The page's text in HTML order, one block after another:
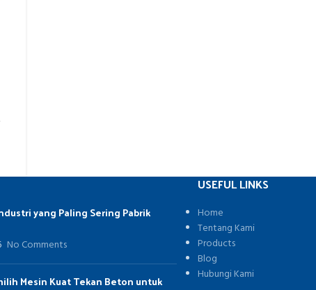
yang Paling Sering Pabrik
No Comments
Mesin Kuat Tekan Beton untuk
USEFUL LINKS
Home
Tentang Kami
Products
Blog
Hubungi Kami